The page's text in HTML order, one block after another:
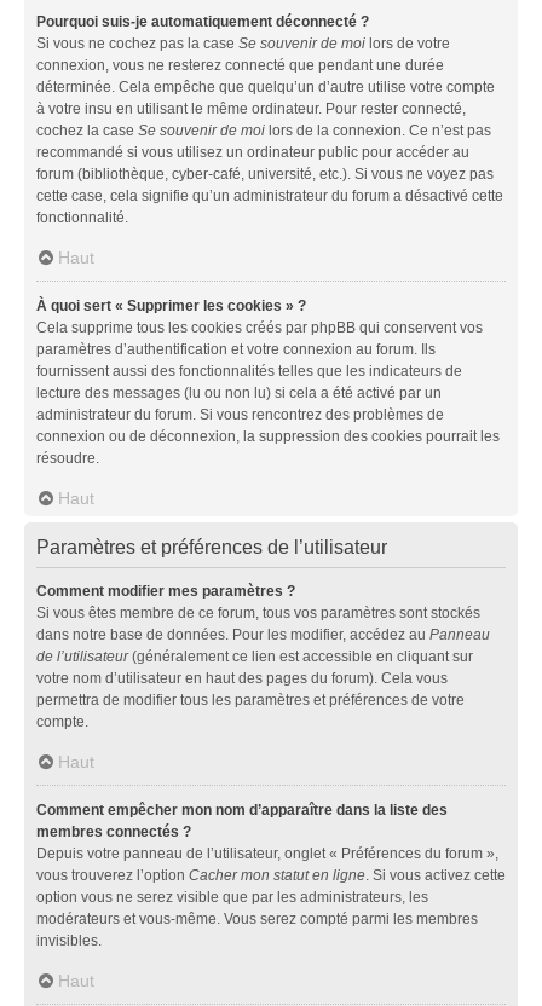
Pourquoi suis-je automatiquement déconnecté ?
Si vous ne cochez pas la case Se souvenir de moi lors de votre
connexion, vous ne resterez connecté que pendant une durée
déterminée. Cela empêche que quelqu’un d’autre utilise votre compte
à votre insu en utilisant le même ordinateur. Pour rester connecté,
cochez la case Se souvenir de moi lors de la connexion. Ce n’est pas
recommandé si vous utilisez un ordinateur public pour accéder au
forum (bibliothèque, cyber-café, université, etc.). Si vous ne voyez pas
cette case, cela signifie qu’un administrateur du forum a désactivé cette
fonctionnalité.
Haut
À quoi sert « Supprimer les cookies » ?
Cela supprime tous les cookies créés par phpBB qui conservent vos
paramètres d’authentification et votre connexion au forum. Ils
fournissent aussi des fonctionnalités telles que les indicateurs de
lecture des messages (lu ou non lu) si cela a été activé par un
administrateur du forum. Si vous rencontrez des problèmes de
connexion ou de déconnexion, la suppression des cookies pourrait les
résoudre.
Haut
Paramètres et préférences de l’utilisateur
Comment modifier mes paramètres ?
Si vous êtes membre de ce forum, tous vos paramètres sont stockés
dans notre base de données. Pour les modifier, accédez au Panneau
de l’utilisateur(généralement ce lien est accessible en cliquant sur
votre nom d’utilisateur en haut des pages du forum). Cela vous
permettra de modifier tous les paramètres et préférences de votre
compte.
Haut
Comment empêcher mon nom d’apparaître dans la liste des
membres connectés ?
Depuis votre panneau de l’utilisateur, onglet « Préférences du forum »,
vous trouverez l’option Cacher mon statut en ligne. Si vous activez cette
option vous ne serez visible que par les administrateurs, les
modérateurs et vous-même. Vous serez compté parmi les membres
invisibles.
Haut